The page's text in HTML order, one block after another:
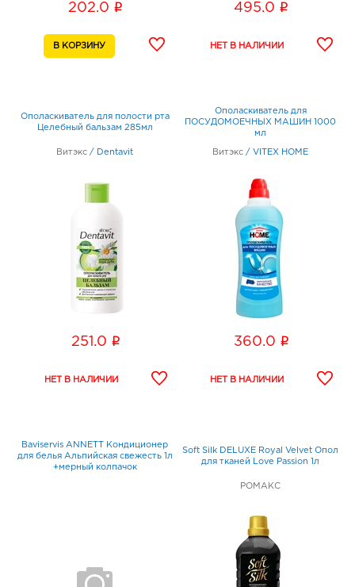
202.0 i 495.0 i
Ополаскиватель для полости рта
Целебный бальзам 285мл
Витэкс / Dentavit
251.0 i
Ополаскиватель для
ПОСУДОМОЕЧНЫХ МАШИН 1000
мл
Витэкс / VITEX HOME
360.0 i
Baviservis ANNETT Кондиционер
для белья Альпийская свежесть 1л
+мерный колпачок
Soft Silk DELUXE Royal Velvet Опол
для тканей Love Passion 1л
РОМАКС